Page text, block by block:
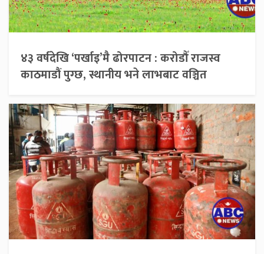
४३ वर्षदेखि ‘पर्खाइ’मै ढोरपाटन : करोडौँ राजस्व
काठमाडौं पुग्छ, स्थानीय भने लाभबाट वञ्चित